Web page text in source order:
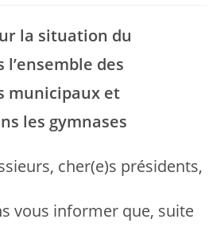
la situation du
des
municipaux et
les gymnases
cher(e)s présidents,
vous informer que, suite